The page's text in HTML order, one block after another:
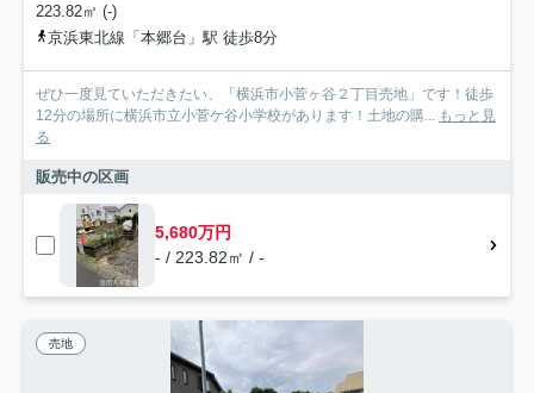
223.82㎡ (-)
京浜東北線「本郷台」駅 徒歩8分
ぜひ一度見ていただきたい、「横浜市小菅ヶ谷２丁目売地」です！徒歩
12分の場所に横浜市立小菅ケ谷小学校があります！土地の購... もっと見
る
販売中の区画
5,680万円
- / 223.82㎡ / -
売地